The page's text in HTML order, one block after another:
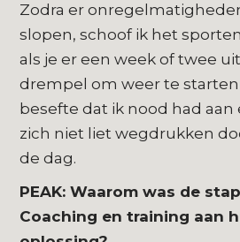
Zodra er
slopen, schoof ik het
als je er een week of twee
drempel om weer te
besefte dat ik nood had
zich niet liet wegdrukken
de dag.
PEAK: Waarom was de
Coaching en training aan